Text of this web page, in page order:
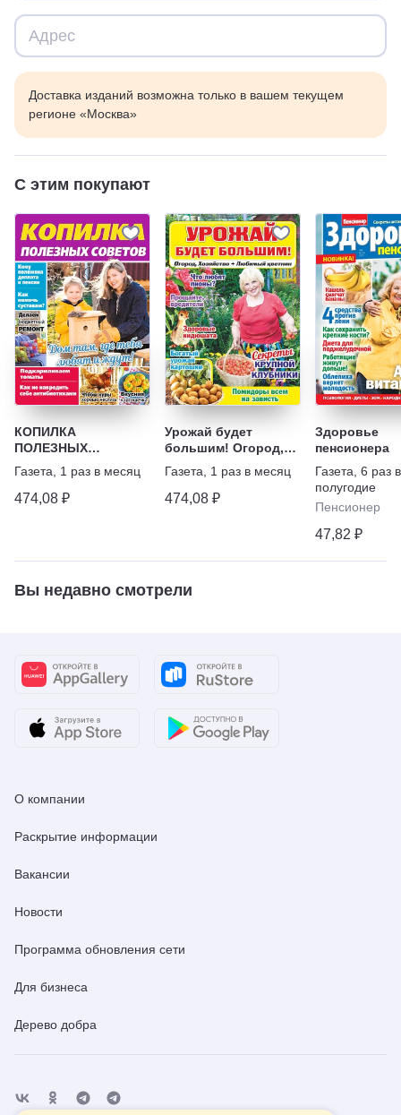
Доставка изданий возможна только в вашем текущем
регионе «Москва»
С этим покупают
КОПИЛКА
ПОЛЕЗНЫХ
СОВЕТОВ
Газета 1 раз в месяц
474,08 ₽
Урожай будет
большим! Огород,
Хозяйство +
Любимый Цветник
Газета 1 раз в месяц
474,08 ₽
Здоровье
пенсионера
Газета 6 раз в
полугодие
Пенсионер
47,82 ₽
Вы недавно смотрели
О компании
Раскрытие информации
Вакансии
Новости
Программа обновления сети
Для бизнеса
Дерево добра